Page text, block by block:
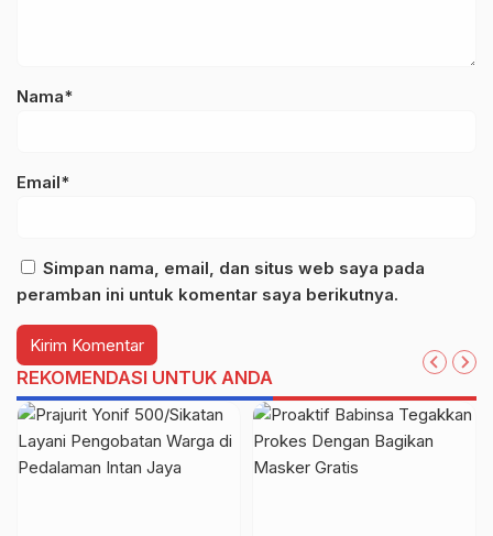
Nama*
Email*
Simpan nama, email, dan situs web saya pada
peramban ini untuk komentar saya berikutnya.
REKOMENDASI UNTUK ANDA